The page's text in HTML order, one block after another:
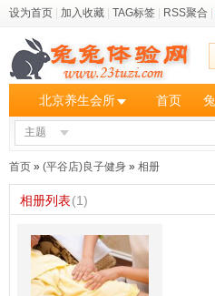
设为首页 加入收藏 TAG标签 RSS聚合
北京养生会所 首页
主题
首页 » (平谷店)良子健身 » 相册
相册列表(1)